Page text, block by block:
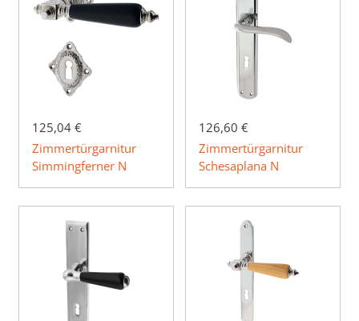
125,04 €
Zimmertürgarnitur
Simmingferner N
126,60 €
Zimmertürgarnitur
Schesaplana N